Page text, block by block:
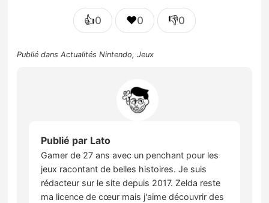
👍0 ❤️0 👎0
Publié dansActualités Nintendo,Jeux
Publié par Lato
Gamer de 27 ans avec un penchant pour les
jeux racontant de belles histoires. Je suis
rédacteur sur le site depuis 2017. Zelda reste
ma licence de cœur mais j'aime découvrir des